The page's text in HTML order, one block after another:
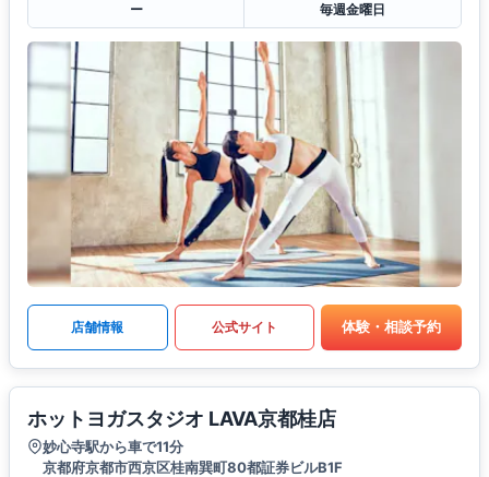
ー
毎週金曜日
店舗情報 公式サイト 体験・相談予約
ホットヨガスタジオ LAVA京都桂店
妙心寺駅から車で11分
京都府京都市西京区桂南巽町80都証券ビルB1F